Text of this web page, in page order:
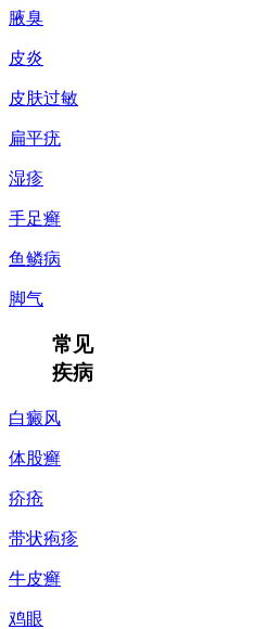
腋臭
皮炎
皮肤过敏
扁平疣
湿疹
手足癣
鱼鳞病
脚气
常见
疾病
白癜风
体股癣
疥疮
带状疱疹
牛皮癣
鸡眼